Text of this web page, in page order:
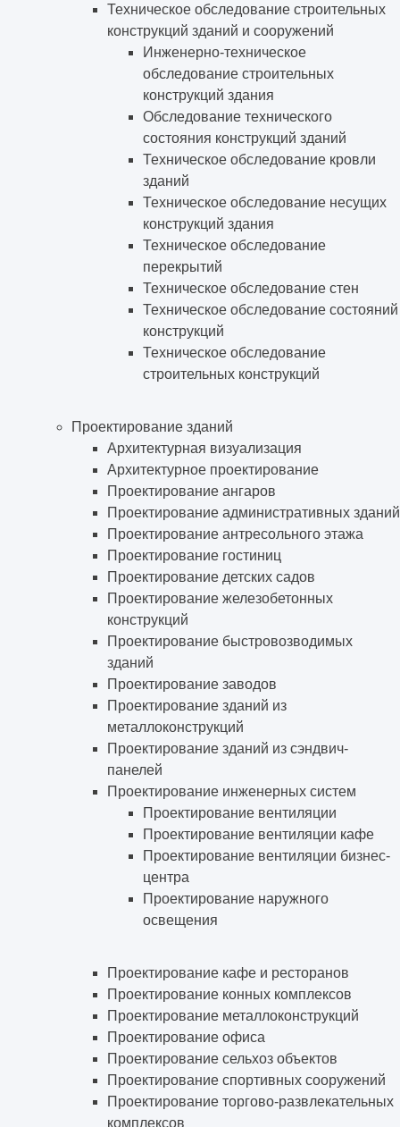
Техническое обследование строительных
конструкций зданий и сооружений
Инженерно-техническое
обследование строительных
конструкций здания
Обследование технического
состояния конструкций зданий
Техническое обследование кровли
зданий
Техническое обследование несущих
конструкций здания
Техническое обследование
перекрытий
Техническое обследование стен
Техническое обследование состояний
конструкций
Техническое обследование
строительных конструкций
Проектирование зданий
Архитектурная визуализация
Архитектурное проектирование
Проектирование ангаров
Проектирование административных зданий
Проектирование антресольного этажа
Проектирование гостиниц
Проектирование детских садов
Проектирование железобетонных
конструкций
Проектирование быстровозводимых
зданий
Проектирование заводов
Проектирование зданий из
металлоконструкций
Проектирование зданий из сэндвич-
панелей
Проектирование инженерных систем
Проектирование вентиляции
Проектирование вентиляции кафе
Проектирование вентиляции бизнес-
центра
Проектирование наружного
освещения
Проектирование кафе и ресторанов
Проектирование конных комплексов
Проектирование металлоконструкций
Проектирование офиса
Проектирование сельхоз объектов
Проектирование спортивных сооружений
Проектирование торгово-развлекательных
комплексов